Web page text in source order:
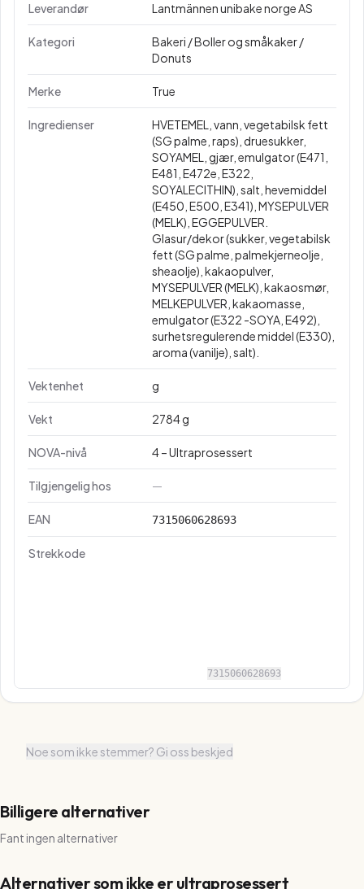
Leverandør Lantmännen unibake norge AS
Kategori
Bakeri / Boller og småkaker /
Donuts
Merke True
Ingredienser
HVETEMEL, vann, vegetabilsk fett
(SG palme, raps), druesukker,
SOYAMEL, gjær, emulgator (E471,
E481, E472e, E322,
SOYALECITHIN), salt, hevemiddel
(E450, E500, E341), MYSEPULVER
(MELK), EGGEPULVER.
Glasur/dekor (sukker, vegetabilsk
fett (SG palme, palmekjerneolje,
sheaolje), kakaopulver,
MYSEPULVER (MELK), kakaosmør,
MELKEPULVER, kakaomasse,
emulgator (E322 -SOYA, E492),
surhetsregulerende middel (E330),
aroma (vanilje), salt).
Vektenhet g
Vekt 2784 g
NOVA-nivå 4 – Ultraprosessert
Tilgjengelig hos —
EAN 7315060628693
Strekkode
7315060628693
Noe som ikke stemmer? Gi oss beskjed
Billigere alternativer
Fant ingen alternativer
Alternativer som ikke er ultraprosessert